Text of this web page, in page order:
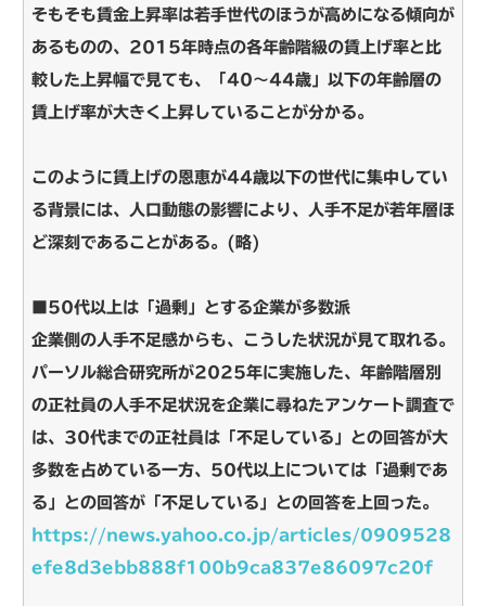
そもそも賃金上昇率は若手世代のほうが高めになる傾向が
あるものの、2015年時点の各年齢階級の賃上げ率と比
較した上昇幅で見ても、「40～44歳」以下の年齢層の
賃上げ率が大きく上昇していることが分かる。
このように賃上げの恩恵が44歳以下の世代に集中してい
る背景には、人口動態の影響により、人手不足が若年層ほ
ど深刻であることがある。(略)
■50代以上は「過剰」とする企業が多数派
企業側の人手不足感からも、こうした状況が見て取れる。
パーソル総合研究所が2025年に実施した、年齢階層別
の正社員の人手不足状況を企業に尋ねたアンケート調査で
は、30代までの正社員は「不足している」との回答が大
多数を占めている一方、50代以上については「過剰であ
る」との回答が「不足している」との回答を上回った。
https://news.yahoo.co.jp/articles/0909528
efe8d3ebb888f100b9ca837e86097c20f